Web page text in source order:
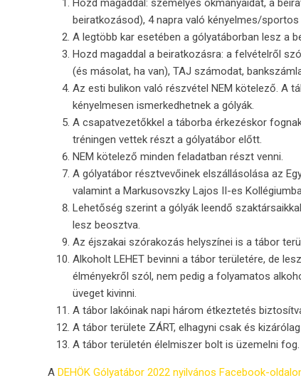
Hozd magaddal: személyes okmányaidat, a
beiratkozásod), 4 napra való kényelmes/
A legtöbb kar esetében a gólyatáborban lesz a
Hozd magaddal a beiratkozásra: a felvételről
(és másolat, ha van), TAJ számodat,
Az esti bulikon való részvétel NEM kötelező. A
kényelmesen ismerkedhetnek a gólyák.
A csapatvezetőkkel a táborba érkezéskor
tréningen vettek részt a gólyatábor előtt.
NEM kötelező minden feladatban részt venni.
A gólyatábor résztvevőinek elszállásolása az
valamint a Markusovszky Lajos II-es
Lehetőség szerint a gólyák leendő
lesz beosztva.
Az éjszakai szórakozás helyszínei is a tábor
Alkoholt LEHET bevinni a tábor területére, de
élményekről szól, nem pedig a folyamatos
üveget kivinni.
A tábor lakóinak napi három étkeztetés
A tábor területe ZÁRT, elhagyni csak és
A tábor területén élelmiszer bolt is üzemelni fog.
A DEHÖK Gólyatábor 2022 nyilvános Facebook-